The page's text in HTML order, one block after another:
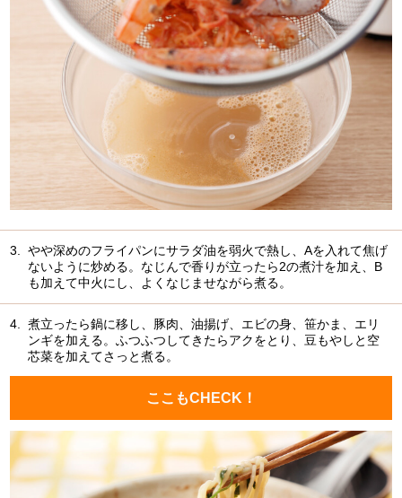
3.
やや深めのフライパンにサラダ油を弱火で熱し、Aを入れて焦げ
ないように炒める。なじんで香りが立ったら2の煮汁を加え、B
も加えて中火にし、よくなじませながら煮る。
4.
煮立ったら鍋に移し、豚肉、油揚げ、エビの身、笹かま、エリ
ンギを加える。ふつふつしてきたらアクをとり、豆もやしと空
芯菜を加えてさっと煮る。
ここもCHECK！